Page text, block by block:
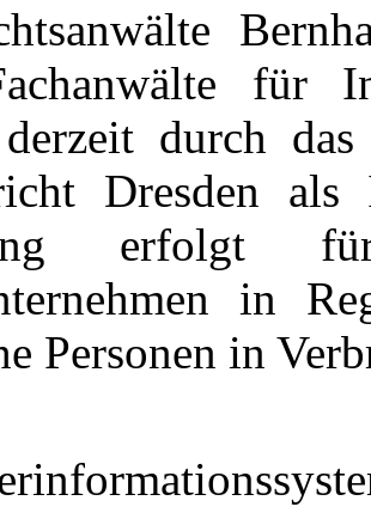
für
durch
Dresden als
erfolgt
in
Personen in